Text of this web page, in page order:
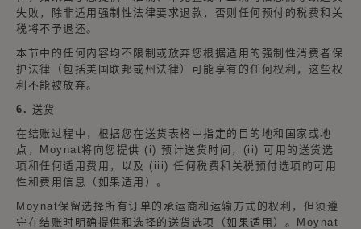
失败，除非适用强制性法律要求退款，否则任何预付的税费和关
税将不予退还。
本节中的任何内容均不限制或放弃您根据适用的强制性消费者保
护法律（包括美国联邦或州法律）可能享有的任何权利，这些权
利不能被放弃。
6. 送货
在结账过程中，根据您在送货表格中指定的目的地和国家或地
点，Moynat将向您提供 (i) 预计送货时间，(ii) 可用的送货选
项和任何适用费用，以及 (iii) 任何税费和关税预付选项的可用
性和费用信息（如果适用）。
Moynat保留选择所有订单的承运商和运输方式的权利，但须遵
守在结账时明确提供和选择的送货选项（如果适用）。Moynat